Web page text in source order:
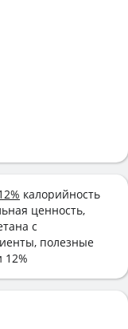
калорийность
ценность,
с
полезные
12%